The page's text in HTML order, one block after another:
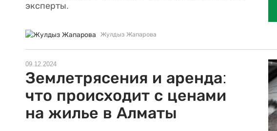
эксперты.
Жулдыз Жапарова
09.12.2024
Землетрясения и аренда:
что происходит с ценами
на жилье в Алматы